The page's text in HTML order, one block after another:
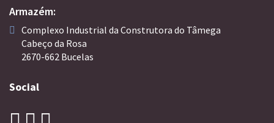
Armazém:
Complexo Industrial da Construtora do Tâmega
Cabeço da Rosa
2670-662 Bucelas
Social